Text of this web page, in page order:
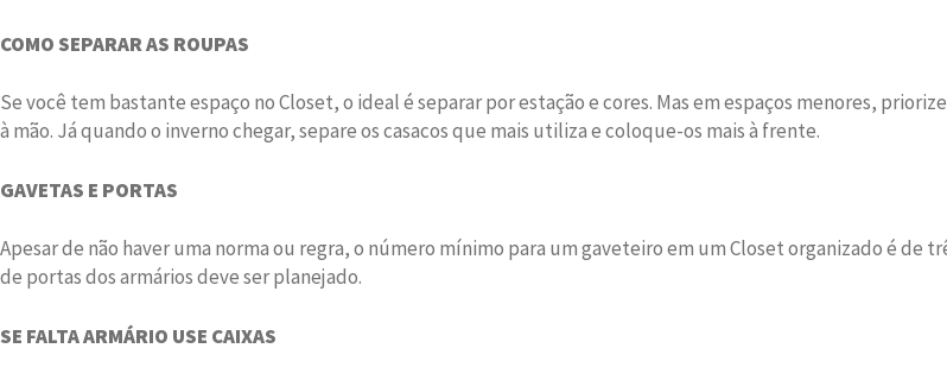
COMO SEPARAR AS ROUPAS
Se você tem bastante espaço no Closet, o ideal é separar por estação e cores. Mas em espaços menores,
à mão. Já quando o inverno chegar, separe os casacos que mais utiliza e coloque-os mais à frente.
GAVETAS E PORTAS
Apesar de não haver uma norma ou regra, o número mínimo para um gaveteiro em um Closet organizado é de
de portas dos armários deve ser planejado.
SE FALTA ARMÁRIO USE CAIXAS